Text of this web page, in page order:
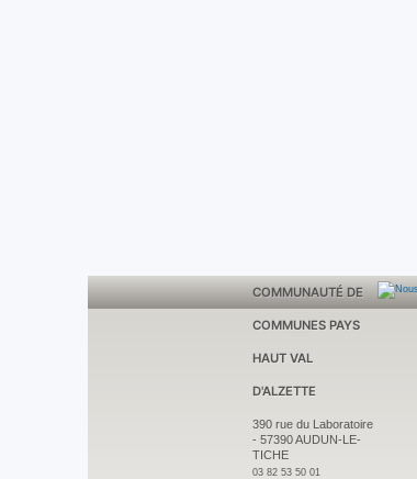
COMMUNAUTÉ DE
COMMUNES PAYS
HAUT VAL
D'ALZETTE
390 rue du Laboratoire
-57390 AUDUN-LE-
TICHE
03 82 53 50 01